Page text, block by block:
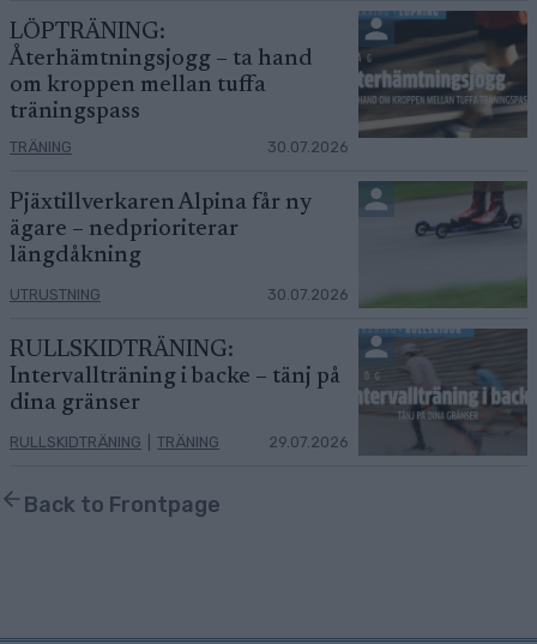
LÖPTRÄNING:
Återhämtningsjogg – ta hand
om kroppen mellan tuffa
träningspass
TRÄNING 30.07.2026
Pjäxtillverkaren Alpina får ny
ägare – nedprioriterar
längdåkning
UTRUSTNING 30.07.2026
RULLSKIDTRÄNING:
Intervallträning i backe – tänj på
dina gränser
RULLSKIDTRÄNING TRÄNING 29.07.2026
Back to Frontpage